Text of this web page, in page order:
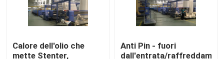
Calore dell'olio che
mette Stenter,
Anti Pin - fuori
dall'entrata/